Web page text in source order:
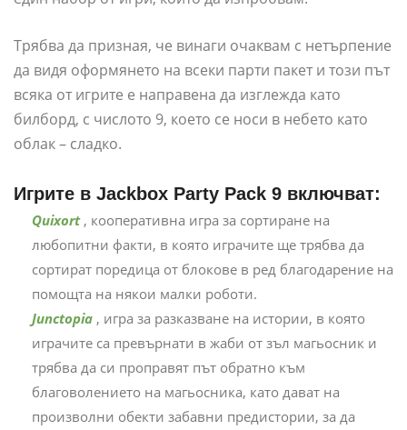
Трябва да призная, че винаги очаквам с нетърпение
да видя оформянето на всеки парти пакет и този път
всяка от игрите е направена да изглежда като
билборд, с числото 9, което се носи в небето като
облак – сладко.
Игрите в Jackbox Party Pack 9 включват:
Quixort , кооперативна игра за сортиране на
любопитни факти, в която играчите ще трябва да
сортират поредица от блокове в ред благодарение на
помощта на някои малки роботи.
Junctopia , игра за разказване на истории, в която
играчите са превърнати в жаби от зъл магьосник и
трябва да си проправят път обратно към
благоволението на магьосника, като дават на
произволни обекти забавни предистории, за да